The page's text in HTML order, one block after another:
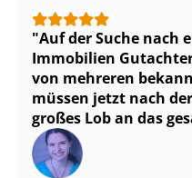
Auf der Suche nach
Immobilien
von mehreren
müssen jetzt nach
großes Lob an das